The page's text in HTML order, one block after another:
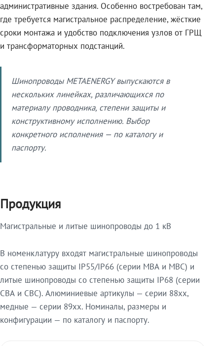
административные здания. Особенно востребован там,
где требуется магистральное распределение, жёсткие
сроки монтажа и удобство подключения узлов от ГРЩ
и трансформаторных подстанций.
Шинопроводы METAENERGY выпускаются в
нескольких линейках, различающихся по
материалу проводника, степени защиты и
конструктивному исполнению. Выбор
конкретного исполнения — по каталогу и
паспорту.
Продукция
Магистральные и литые шинопроводы до 1 кВ
В номенклатуру входят магистральные шинопроводы
со степенью защиты IP55/IP66 (серии МВА и МВС) и
литые шинопроводы со степенью защиты IP68 (серии
СВА и СВС). Алюминиевые артикулы — серии 88xx,
медные — серии 89xx. Номиналы, размеры и
конфигурации — по каталогу и паспорту.